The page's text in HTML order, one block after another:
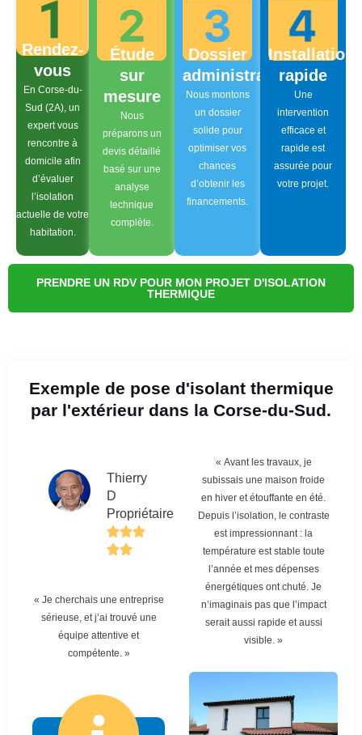
Rendez-
vous
En Corse-du-
Sud (2A), un
expert vous
rencontre à
domicile afin
d’évaluer
l’isolation
actuelle de votre
habitation.
Étude
sur
mesure
Nous
préparons un
devis détaillé
basé sur une
analyse
technique
complète.
Dossier
administratif
Nous montons
un dossier
solide pour
optimiser vos
chances
d’obtenir les
financements.
Installation
rapide
Une
intervention
efficace et
rapide est
assurée pour
votre projet.
PRENDRE UN RDV POUR MON PROJET D'ISOLATION
THERMIQUE
Exemple de pose d'isolant thermique
par l'extérieur dans la Corse-du-Sud.
Thierry
D
Propriétaire
« Je cherchais une entreprise
sérieuse, et j’ai trouvé une
équipe attentive et
compétente. »
« Avant les travaux, je
subissais une maison froide
en hiver et étouffante en été.
Depuis l’isolation, le contraste
est impressionnant : la
température est stable toute
l’année et mes dépenses
énergétiques ont chuté. Je
n’imaginais pas que l’impact
serait aussi rapide et aussi
visible. »